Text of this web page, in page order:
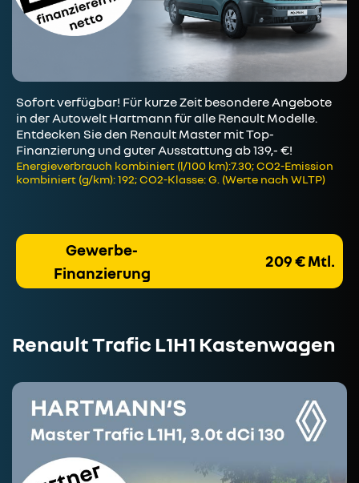
Sofort verfügbar! Für kurze Zeit besondere Angebote
in der Autowelt Hartmann für alle Renault Modelle.
Entdecken Sie den Renault Master mit Top-
Finanzierung und guter Ausstattung ab 139,- €!
Energieverbrauch kombiniert (l/100 km):7.30; CO2-Emission
kombiniert (g/km): 192; CO2-Klasse: G. (Werte nach WLTP)
Gewerbe-
Finanzierung
209 € Mtl.
Renault Trafic L1H1 Kastenwagen